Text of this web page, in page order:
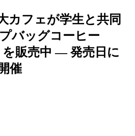
カフェが学生と共同
バッグコーヒー
を販売中 — 発売日に
催